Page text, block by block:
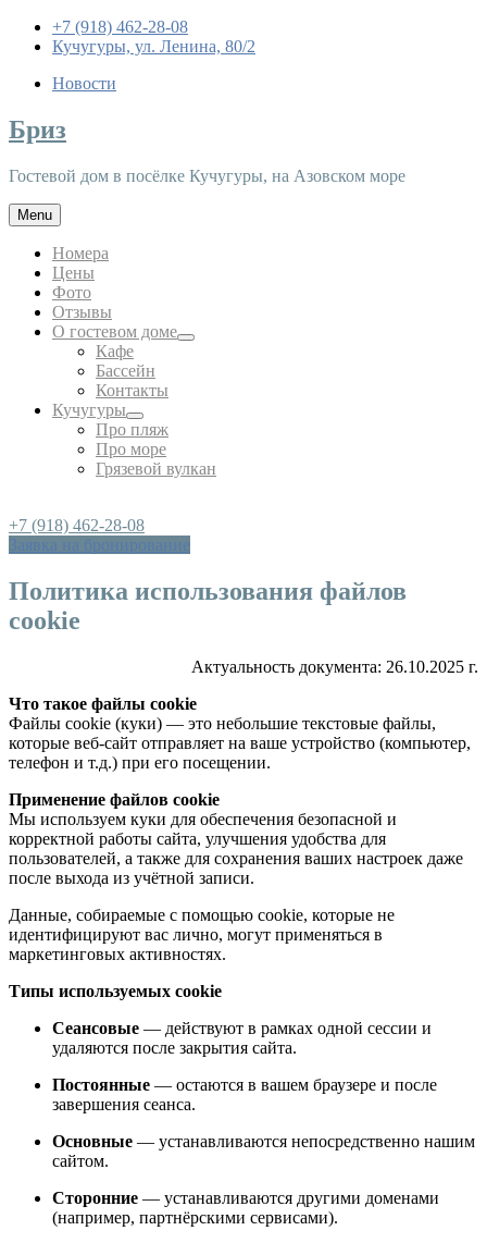
+7 (918) 462-28-08
Кучугуры, ул. Ленина, 80/2
Новости
Бриз
Гостевой дом в посёлке Кучугуры, на Азовском море
Menu
Номера
Цены
Фото
Отзывы
О гостевом доме
expand
Кафе
Бассейн
Контакты
Кучугуры
expand
child
menu
Про пляж
Про море
Грязевой вулкан
+7 (918) 462-28-08
Заявка на бронирование
Политика использования файлов
cookie
Актуальность документа: 26.10.2025 г.
Что такое файлы cookie
Файлы cookie (куки) — это небольшие текстовые файлы,
которые веб-сайт отправляет на ваше устройство (компьютер,
телефон и т.д.) при его посещении.
Применение файлов cookie
Мы используем куки для обеспечения безопасной и
корректной работы сайта, улучшения удобства для
пользователей, а также для сохранения ваших настроек даже
после выхода из учётной записи.
Данные, собираемые с помощью cookie, которые не
идентифицируют вас лично, могут применяться в
маркетинговых активностях.
Типы используемых cookie
Сеансовые — действуют в рамках одной сессии и
удаляются после закрытия сайта.
Постоянные — остаются в вашем браузере и после
завершения сеанса.
Основные — устанавливаются непосредственно нашим
сайтом.
Сторонние — устанавливаются другими доменами
(например, партнёрскими сервисами).